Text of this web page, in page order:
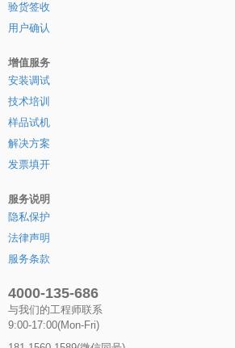
验货签收
用户确认
增值服务
安装调试
技术培训
样品试机
解决方案
发票填开
服务说明
隐私保护
法律声明
服务条款
4000-135-686
与我们的工程师联系
9:00-17:00(Mon-Fri)